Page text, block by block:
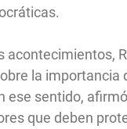
la
sentido,
que deben